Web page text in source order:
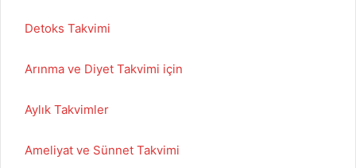
Detoks Takvimi
Arınma ve Diyet Takvimi için
Aylık Takvimler
Ameliyat ve Sünnet Takvimi